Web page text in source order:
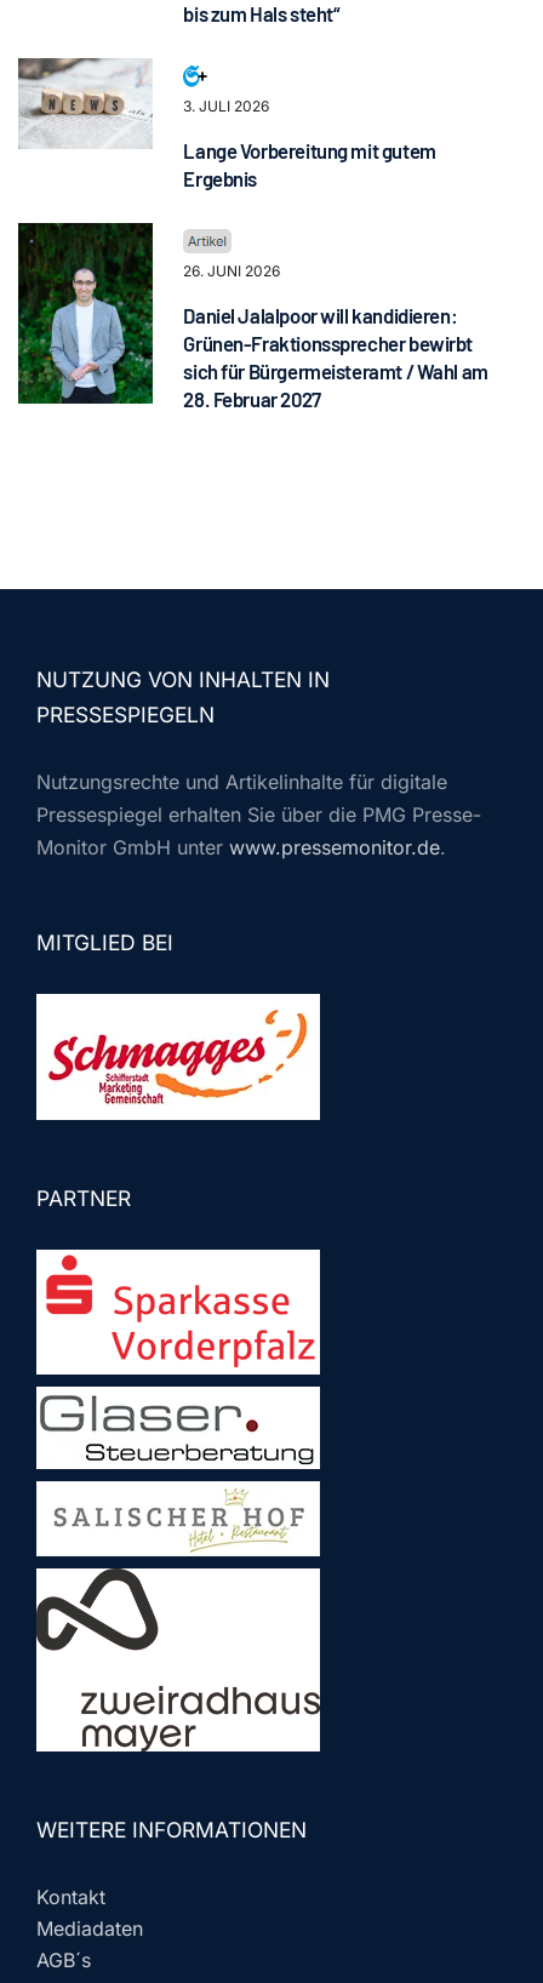
bis zum Hals steht“
3. JULI 2026
Lange Vorbereitung mit gutem
Ergebnis
26. JUNI 2026
Daniel Jalalpoor will kandidieren:
Grünen-Fraktionssprecher bewirbt
sich für Bürgermeisteramt / Wahl am
28. Februar 2027
NUTZUNG VON INHALTEN IN
PRESSESPIEGELN
Nutzungsrechte und Artikelinhalte für digitale
Pressespiegel erhalten Sie über die PMG Presse-
Monitor GmbH unter www.pressemonitor.de.
MITGLIED BEI
PARTNER
WEITERE INFORMATIONEN
Kontakt
Mediadaten
AGB´s